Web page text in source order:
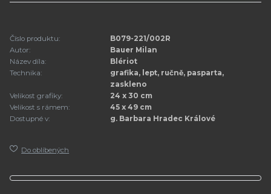
Číslo produktu:
B079-221/002R
Autor:
Bauer Milan
Název díla:
Blériot
Technika:
grafika, lept, ručně, pasparta,
zaskleno
Velikost grafiky:
24 x 30 cm
Velikost s rámem:
45 x 49 cm
Dostupné v:
g. Barbara Hradec Králové
Do oblíbených